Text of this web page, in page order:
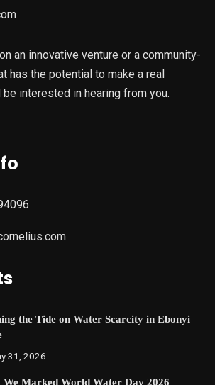
an innovative venture or a community-
has the potential to make a real
interested in hearing from you.
the Tide on Water Scarcity in Ebonyi
31, 2026
We Marked World Water Day 2026